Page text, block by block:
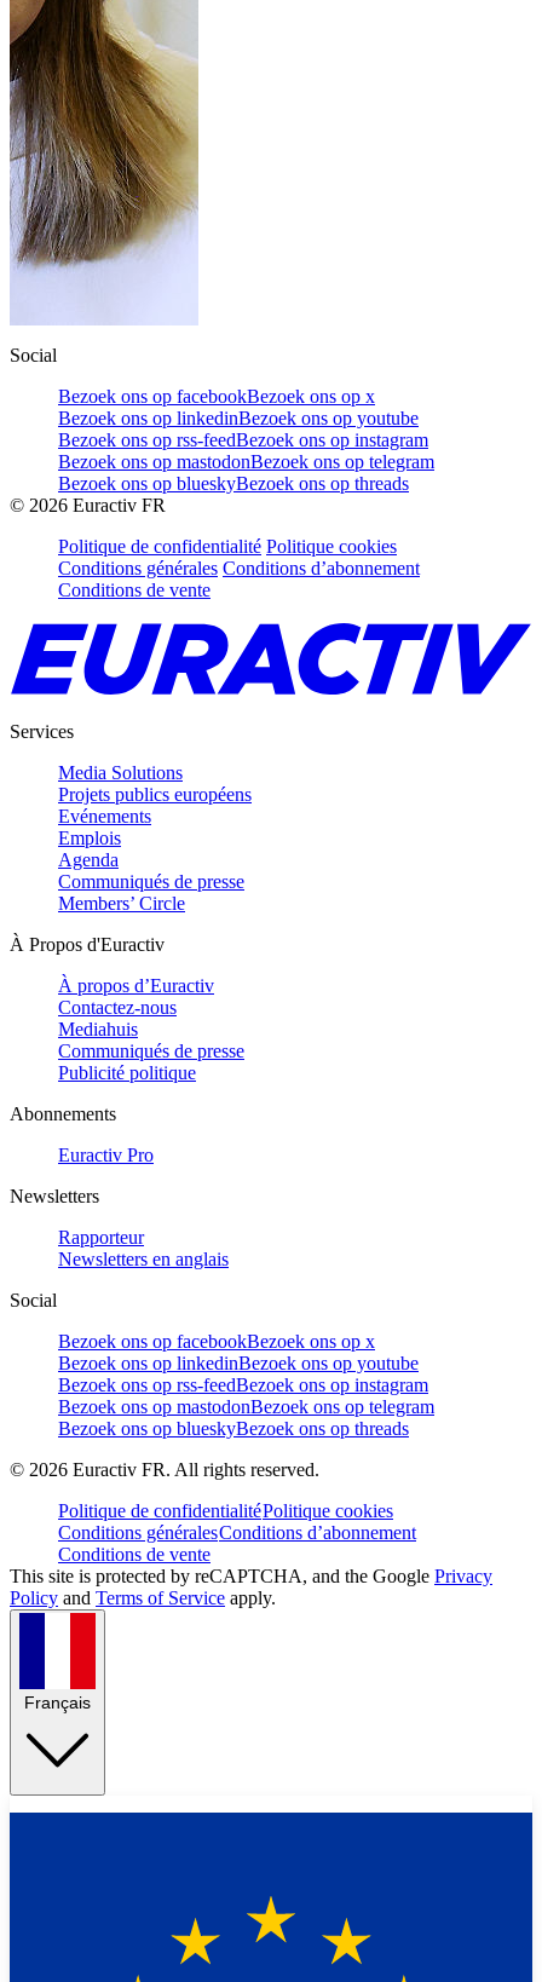
Social
Bezoek ons op facebookBezoek ons op x
Bezoek ons op linkedinBezoek ons op youtube
Bezoek ons op rss-feedBezoek ons op instagram
Bezoek ons op mastodonBezoek ons op telegram
Bezoek ons op blueskyBezoek ons op threads
© 2026 Euractiv FR
Politique de confidentialité Politique cookies
Conditions générales Conditions d’abonnement
Conditions de vente
Services
Media Solutions
Projets publics européens
Evénements
Emplois
Agenda
Communiqués de presse
Members’ Circle
À Propos d'Euractiv
À propos d’Euractiv
Contactez-nous
Mediahuis
Communiqués de presse
Publicité politique
Abonnements
Euractiv Pro
Newsletters
Rapporteur
Newsletters en anglais
Social
Bezoek ons op facebookBezoek ons op x
Bezoek ons op linkedinBezoek ons op youtube
Bezoek ons op rss-feedBezoek ons op instagram
Bezoek ons op mastodonBezoek ons op telegram
Bezoek ons op blueskyBezoek ons op threads
© 2026 Euractiv FR. All rights reserved.
Politique de confidentialitéPolitique cookies
Conditions généralesConditions d’abonnement
Conditions de vente
This site is protected by reCAPTCHA, and the Google Privacy
Policy and Terms of Service apply.
Français